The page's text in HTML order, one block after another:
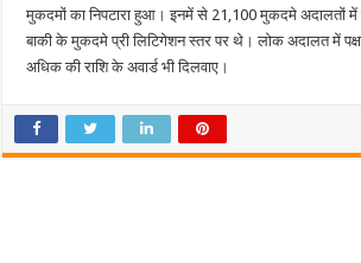
मुकदमों का निपटारा हुआ। इनमें से 21,100 मुकदमे अदालतों
बाकी के मुकदमे प्री लिटिगेशन स्तर पर थे। लोक अदालत में
अधिक की राशि के अवार्ड भी दिलवाए।